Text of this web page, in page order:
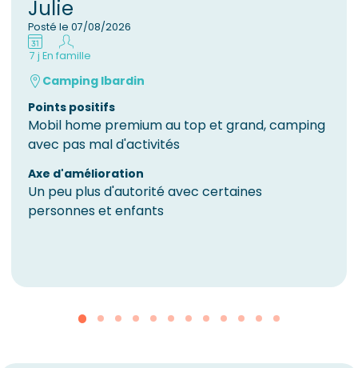
Julie
Posté le 07/08/2026
7 j En famille
Camping Ibardin
Points positifs
Mobil home premium au top et grand, camping
avec pas mal d'activités
Axe d'amélioration
Un peu plus d'autorité avec certaines
personnes et enfants